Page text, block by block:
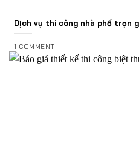
Dịch vụ thi công nhà phố trọn
1 COMMENT